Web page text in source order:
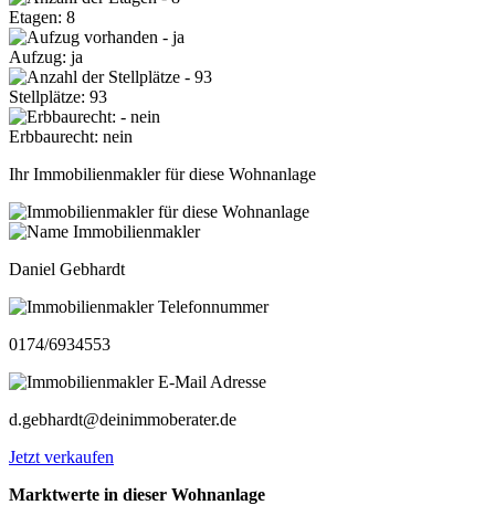
Etagen: 8
Aufzug: ja
Stellplätze: 93
Erbbaurecht: nein
Ihr Immobilienmakler für diese Wohnanlage
Daniel Gebhardt
0174/6934553
d.gebhardt@deinimmoberater.de
Jetzt verkaufen
Marktwerte in dieser Wohnanlage